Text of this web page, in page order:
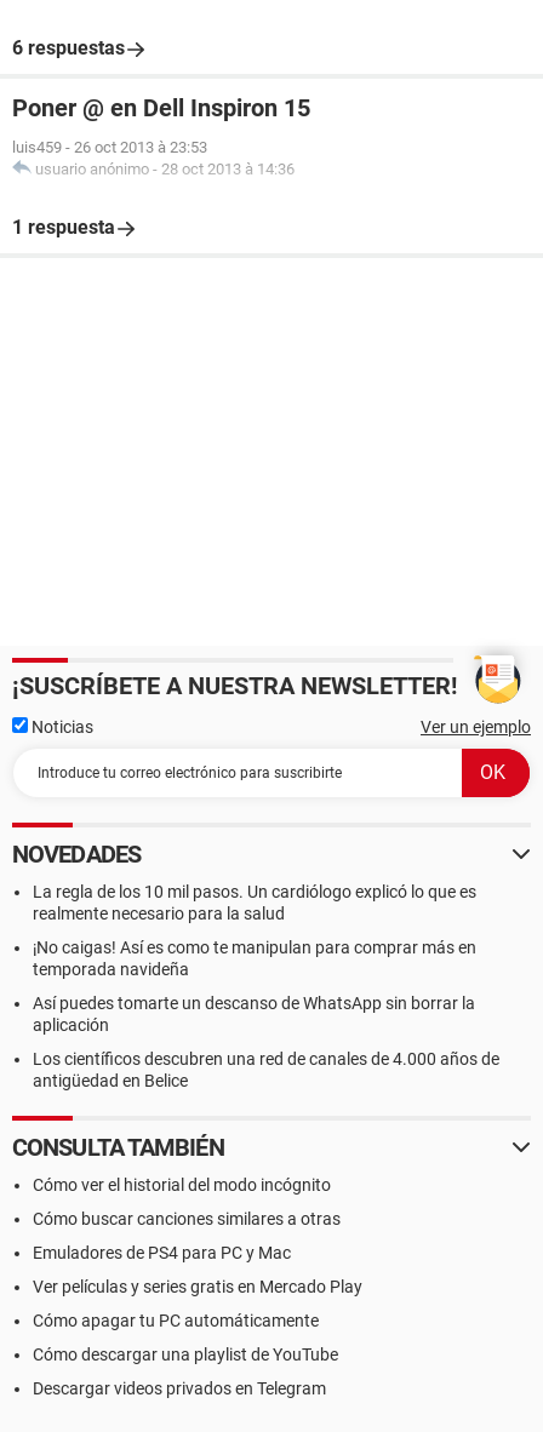
6 respuestas
Poner @ en Dell Inspiron 15
luis459 - 26 oct 2013 à 23:53
usuario anónimo - 28 oct 2013 à 14:36
1 respuesta
¡SUSCRÍBETE A NUESTRA NEWSLETTER!
Noticias Ver un ejemplo
NOVEDADES
La regla de los 10 mil pasos. Un cardiólogo explicó lo que es
realmente necesario para la salud
¡No caigas! Así es como te manipulan para comprar más en
temporada navideña
Así puedes tomarte un descanso de WhatsApp sin borrar la
aplicación
Los científicos descubren una red de canales de 4.000 años de
antigüedad en Belice
CONSULTA TAMBIÉN
Cómo ver el historial del modo incógnito
Cómo buscar canciones similares a otras
Emuladores de PS4 para PC y Mac
Ver películas y series gratis en Mercado Play
Cómo apagar tu PC automáticamente
Cómo descargar una playlist de YouTube
Descargar videos privados en Telegram